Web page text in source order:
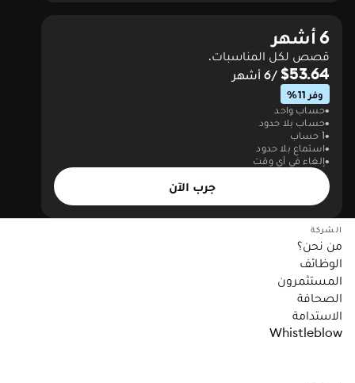
6 أشهر
قصص لكل المناسبات.
$53.64 /6 أشهر
وفر 11%
حساب واحد
حساب بلا حدود
1 حساب
استماع بلا حدود
إلغاء في أي وقت
جرب الآن
الشركة
من نحن؟
الوظائف
المستثمرون
الصحافة
الاستدامة
Whistleblow